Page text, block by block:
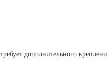
дополнительного